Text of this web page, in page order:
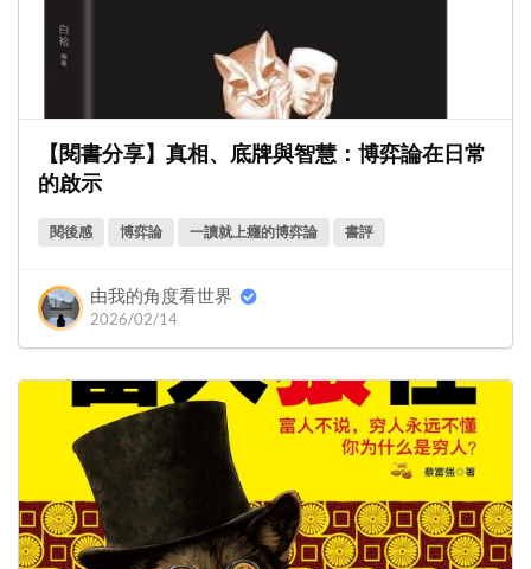
【閱書分享】真相、底牌與智慧：博弈論在日常
的啟示
閱後感 博弈論 一讀就上癮的博弈論 書評
由我的角度看世界
2026/02/14